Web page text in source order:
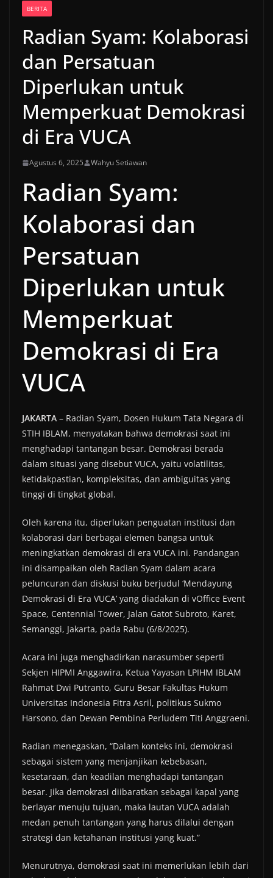
BERITA
Radian Syam: Kolaborasi
dan Persatuan
Diperlukan untuk
Memperkuat Demokrasi
di Era VUCA
Agustus 6, 2025 Wahyu Setiawan
Radian Syam:
Kolaborasi dan
Persatuan
Diperlukan untuk
Memperkuat
Demokrasi di Era
VUCA
JAKARTA – Radian Syam, Dosen Hukum Tata Negara di
STIH IBLAM, menyatakan bahwa demokrasi saat ini
menghadapi tantangan besar. Demokrasi berada
dalam situasi yang disebut VUCA, yaitu volatilitas,
ketidakpastian, kompleksitas, dan ambiguitas yang
tinggi di tingkat global.
Oleh karena itu, diperlukan penguatan institusi dan
kolaborasi dari berbagai elemen bangsa untuk
meningkatkan demokrasi di era VUCA ini. Pandangan
ini disampaikan oleh Radian Syam dalam acara
peluncuran dan diskusi buku berjudul ‘Mendayung
Demokrasi di Era VUCA’ yang diadakan di vOffice Event
Space, Centennial Tower, Jalan Gatot Subroto, Karet,
Semanggi, Jakarta, pada Rabu (6/8/2025).
Acara ini juga menghadirkan narasumber seperti
Sekjen HIPMI Anggawira, Ketua Yayasan LPIHM IBLAM
Rahmat Dwi Putranto, Guru Besar Fakultas Hukum
Universitas Indonesia Fitra Asril, politikus Sukmo
Harsono, dan Dewan Pembina Perludem Titi Anggraeni.
Radian menegaskan, “Dalam konteks ini, demokrasi
sebagai sistem yang menjanjikan kebebasan,
kesetaraan, dan keadilan menghadapi tantangan
besar. Jika demokrasi diibaratkan sebagai kapal yang
berlayar menuju tujuan, maka lautan VUCA adalah
medan penuh tantangan yang harus dilalui dengan
strategi dan ketahanan institusi yang kuat.”
Menurutnya, demokrasi saat ini memerlukan lebih dari